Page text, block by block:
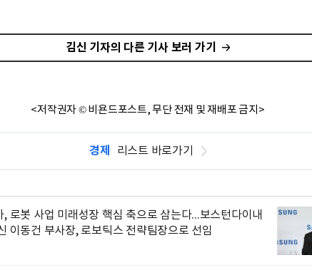
김신 기자의 다른 기사 보러 가기
<저작권자 © 비욘드포스트, 무단 전재 및 재배포 금지>
경제 리스트 바로가기
, 로봇 사업 미래성장 핵심 축으로 삼는다...보스턴다이내
이동건 부사장, 로보틱스 전략팀장으로 선임